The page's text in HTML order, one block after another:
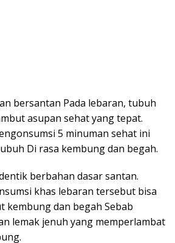
bersantan Pada lebaran, tubuh
asupan sehat yang tepat.
5 minuman sehat ini
Di rasa kembung dan begah.
berbahan dasar santan.
khas lebaran tersebut bisa
kembung dan begah Sebab
lemak jenuh yang memperlambat